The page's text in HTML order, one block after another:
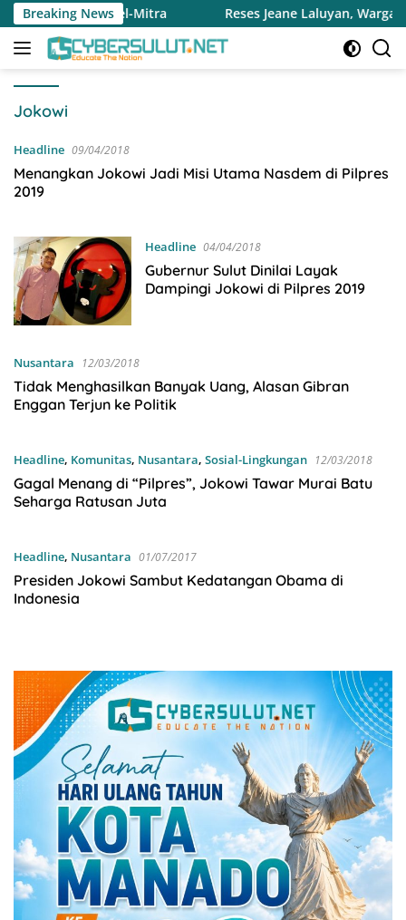
Langsung
ke
konten
Breaking News
Mitra Reses Jeane Laluyan, Warga Keluhkan
Jokowi
Headline 09/04/2018
Menangkan Jokowi Jadi Misi Utama Nasdem di Pilpres
2019
Headline 04/04/2018
Gubernur Sulut Dinilai Layak
Dampingi Jokowi di Pilpres 2019
Nusantara 12/03/2018
Tidak Menghasilkan Banyak Uang, Alasan Gibran
Enggan Terjun ke Politik
Headline, Komunitas, Nusantara, Sosial-Lingkungan 12/03/2018
Gagal Menang di “Pilpres”, Jokowi Tawar Murai Batu
Seharga Ratusan Juta
Headline, Nusantara 01/07/2017
Presiden Jokowi Sambut Kedatangan Obama di
Indonesia